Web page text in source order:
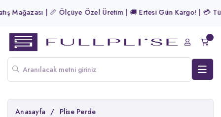
📏 Ölçüye Özel Üretim | 🚚 Ertesi Gün Kargo! | 💳 Tüm Kartlara
Anasayfa / Plise Perde